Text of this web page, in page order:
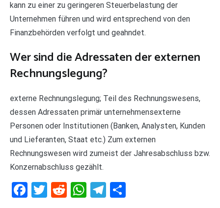
kann zu einer zu geringeren Steuerbelastung der
Unternehmen führen und wird entsprechend von den
Finanzbehörden verfolgt und geahndet.
Wer sind die Adressaten der externen
Rechnungslegung?
externe Rechnungslegung; Teil des Rechnungswesens,
dessen Adressaten primär unternehmensexterne
Personen oder Institutionen (Banken, Analysten, Kunden
und Lieferanten, Staat etc.) Zum externen
Rechnungswesen wird zumeist der Jahresabschluss bzw.
Konzernabschluss gezählt.
Facebook
Twitter
RedditWhatsApp
Telegram